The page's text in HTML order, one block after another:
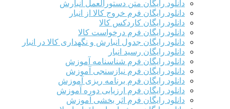
دانلود رایگان متن دستورالعمل انبارش
دانلود رایگان فرم خروج کالا از انبار
دانلود رایگان کاردکس کالا
دانلود رایگان فرم درخواست کالا
دانلود رایگان جدول انبارش و نگهداری کالا در انبار
دانلود رایگان رسید انبار
دانلود رایگان فرم شناسنامه آموزش
دانلود رایگان فرم نیازسنجی آموزش
دانلود رایگان فرم برنامه ریزی آموزش
دانلود رایگان فرم ارزیابی دوره آموزش
دانلود رایگان فرم اثر بخشی آموزش